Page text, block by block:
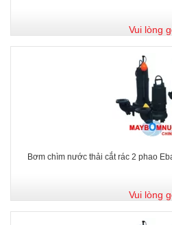
Vui lòng
Bơm chìm nước thải cắt rác 2 phao
Vui lòng